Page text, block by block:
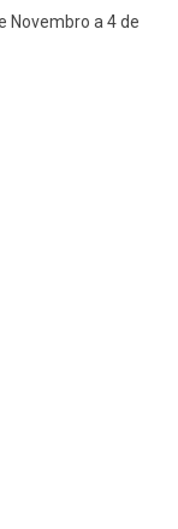
Novembro a 4 de